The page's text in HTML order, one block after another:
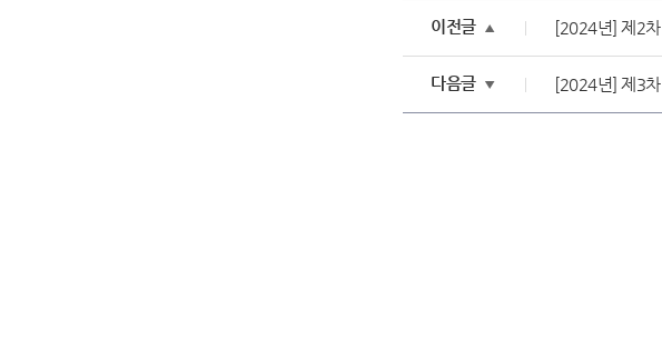
이전글 ▲ [2024년] 제2
다음글 ▼ [2024년] 제3